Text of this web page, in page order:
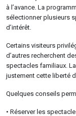
à l’avance. La
sélectionner plusieurs
d’intérêt.
Certains visiteurs
d’autres recherchent
spectacles familiaux.
justement cette liberté
Quelques conseils
• Réserver les